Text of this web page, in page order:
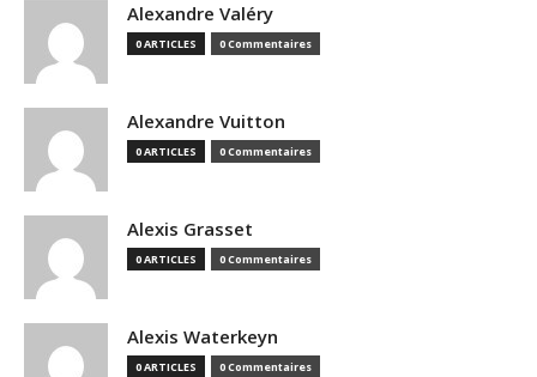
Alexandre Valéry
0 ARTICLES 0 Commentaires
Alexandre Vuitton
0 ARTICLES 0 Commentaires
Alexis Grasset
0 ARTICLES 0 Commentaires
Alexis Waterkeyn
0 ARTICLES 0 Commentaires